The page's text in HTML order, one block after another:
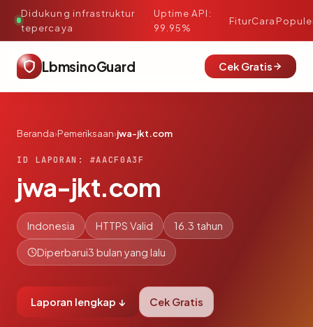
Didukung infrastruktur
tepercaya
·
Uptime API:
99.95%
FiturCara
LbmsinoGuard Cek Gratis
Beranda›Pemeriksaan›jwa-jkt.com
ID LAPORAN: #AACF0A3F
jwa-jkt.com
Indonesia HTTPS Valid 16.3 tahun
Diperbarui3 bulan yang lalu
Laporan lengkap ↓ Cek Gratis